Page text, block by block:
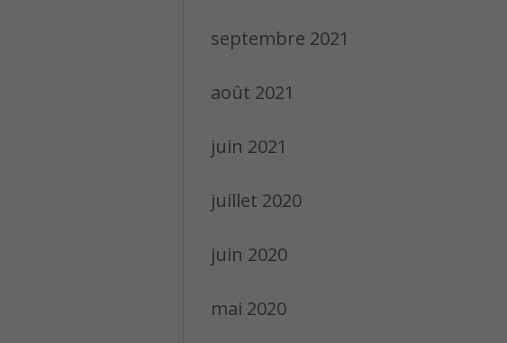
septembre 2021
août 2021
juin 2021
juillet 2020
juin 2020
mai 2020